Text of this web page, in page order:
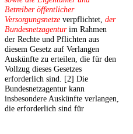
Betreiber öffentlicher
Versorgungsnetze verpflichtet, der
Bundesnetzagenturim Rahmen
der Rechte und Pflichten aus
diesem Gesetz auf Verlangen
Auskünfte zu erteilen, die für den
Vollzug dieses Gesetzes
erforderlich sind. [2] Die
Bundesnetzagentur kann
insbesondere Auskünfte verlangen,
die erforderlich sind für